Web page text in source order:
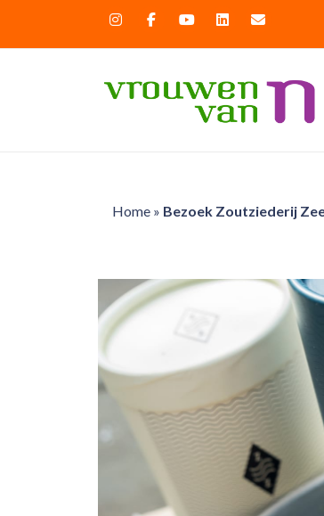
Home» Bezoek Zoutziederij